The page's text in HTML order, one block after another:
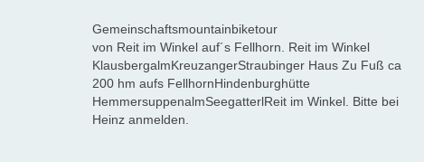
Gemeinschaftsmountainbiketour
von Reit im Winkel auf´s Fellhorn. Reit im Winkel
KlausbergalmKreuzangerStraubinger Haus Zu Fuß ca
200 hm aufs FellhornHindenburghütte
HemmersuppenalmSeegatterlReit im Winkel. Bitte bei
Heinz anmelden.